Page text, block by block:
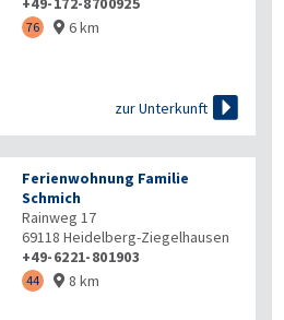
76  6 km
zur Unterkunft 
Ferienwohnung Familie
Schmich
Rainweg 17
69118 Heidelberg-Ziegelhausen
+49-6221-801903
44  8 km